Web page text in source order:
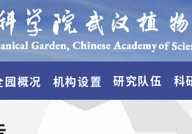
园概况 机构设置 研究队伍 科